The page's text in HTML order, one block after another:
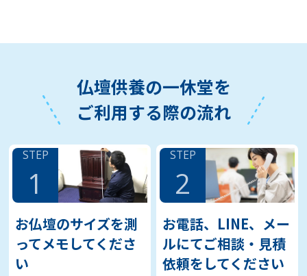
仏壇供養の一休堂を
ご利用する際の流れ
STEP
1
お仏壇のサイズを測
ってメモしてくださ
い
STEP
2
お電話、LINE、メー
ルにてご相談・見積
依頼をしてください